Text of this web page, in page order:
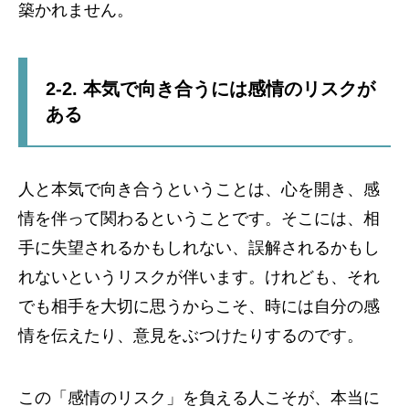
築かれません。
2-2. 本気で向き合うには感情のリスクが
ある
人と本気で向き合うということは、心を開き、感
情を伴って関わるということです。そこには、相
手に失望されるかもしれない、誤解されるかもし
れないというリスクが伴います。けれども、それ
でも相手を大切に思うからこそ、時には自分の感
情を伝えたり、意見をぶつけたりするのです。
この「感情のリスク」を負える人こそが、本当に